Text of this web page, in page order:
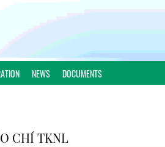
NEWS DOCUMENTS
CHÍ TKNL